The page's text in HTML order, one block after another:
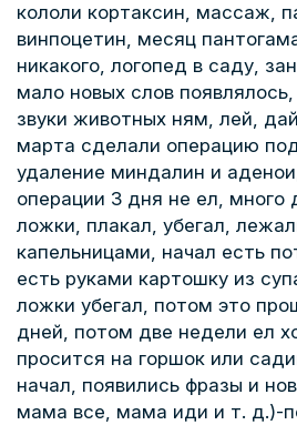
кололи кортаксин, массаж,
винпоцетин, месяц
никакого, логопед в саду,
мало новых слов
звуки животных ням, лей,
марта сделали операцию
удаление миндалин и
операции 3 дня не ел, много
ложки, плакал, убегал,
капельницами, начал есть
есть руками картошку из
ложки убегал, потом это
дней, потом две недели ел
просится на горшок или
начал, появились фразы и
мама все, мама иди и т. д.)-